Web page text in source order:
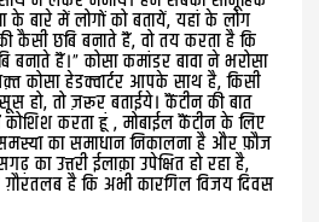
के बारे में लोगों को बतायें, यहां के लोग
कैसी छबि बनाते हैं, वो तय करता है कि
बनाते हैं।” कोसा कमांडर बावा ने भरोसा
कोसा हेडक्वार्टर आपके साथ है, किसी
हो, तो ज़रूर बताईये। कैंटीन की बात
करता हूं , मोबाईल कैंटीन के लिए
का समाधान निकालना है और फ़ौज
का उत्तरी ईलाक़ा उपेक्षित हो रहा है,
है कि अभी कारगिल विजय दिवस